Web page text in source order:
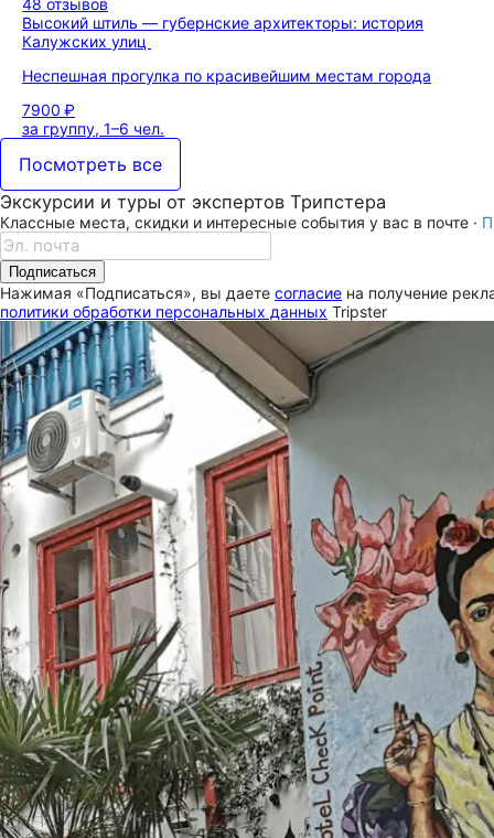
48 отзывов
Высокий штиль — губернские архитекторы: история
Калужских улиц
Неспешная прогулка по красивейшим местам города
7900 ₽
за группу, 1–6 чел.
Посмотреть все
Экскурсии и туры от экспертов Трипстера
Классные места, скидки и интересные события у вас в почте ·
Подписаться
Нажимая «Подписаться», вы даете согласие на получение
политики обработки персональных данных Tripster